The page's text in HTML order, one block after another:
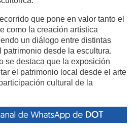
que pone en valor tanto el
como la creación artística
un diálogo entre distintas
patrimonio desde la escultura.
se destaca que la exposición
el patrimonio local desde el arte
cultural de la